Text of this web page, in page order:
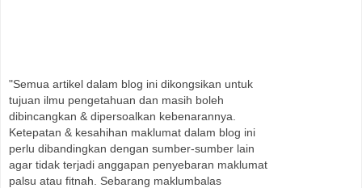
"Semua artikel dalam blog ini dikongsikan untuk
tujuan ilmu pengetahuan dan masih boleh
dibincangkan & dipersoalkan kebenarannya.
Ketepatan & kesahihan maklumat dalam blog ini
perlu dibandingkan dengan sumber-sumber lain
agar tidak terjadi anggapan penyebaran maklumat
palsu atau fitnah. Sebarang maklumbalas